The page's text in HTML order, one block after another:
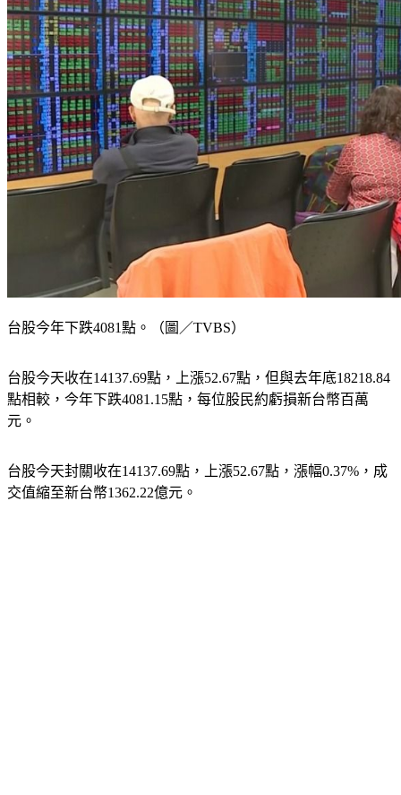
台股今年下跌4081點。（圖／TVBS）
台股今天收在14137.69點，上漲52.67點，但與去年底18218.84
點相較，今年下跌4081.15點，每位股民約虧損新台幣百萬
元。
台股今天封關收在14137.69點，上漲52.67點，漲幅0.37%，成
交值縮至新台幣1362.22億元。